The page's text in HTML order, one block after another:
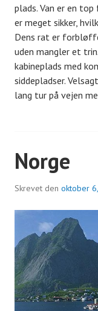
plads. Van er en
er meget sikker,
Dens rat er
uden mangler et
kabineplads med
siddepladser.
lang tur på vejen
Norge
Skrevet den oktober